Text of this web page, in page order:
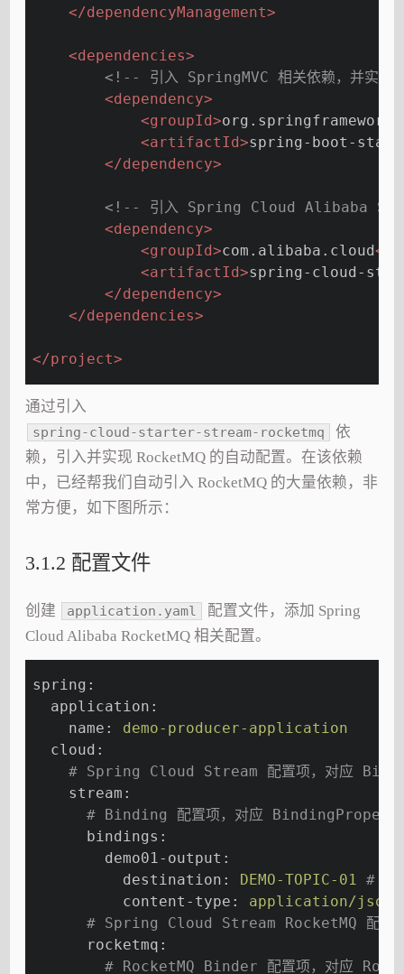
</dependencyManagement>
<dependencies>
<!-- 引入 SpringMVC 相关依赖，并实现
<dependency>
<groupId>
<artifactId>spring-boot-
</dependency>
<!-- 引入 Spring Cloud Alibaba Stream
<dependency>
<groupId>com.alibaba.cloud</
<artifactId>spring-cloud-
</dependency>
</dependencies>
</project>
通过引入
spring-cloud-starter-stream-rocketmq
依
赖，引入并实现 RocketMQ 的自动配置。在该依赖
中，已经帮我们自动引入 RocketMQ 的大量依赖，非
常方便，如下图所示：
3.1.2 配置文件
创建 application.yaml
配置文件，添加 Spring
Cloud Alibaba RocketMQ 相关配置。
spring:
  application:
    name:
demo-producer-application
  cloud:
# Spring Cloud Stream 配置项，对应
    stream:
# Binding 配置项，对应
      bindings:
        demo01-output:
          destination:
DEMO-TOPIC-01
# 目
          content-type:
application/json
# Spring Cloud Stream RocketMQ 配置
      rocketmq:
# RocketMQ Binder 配置项，对应